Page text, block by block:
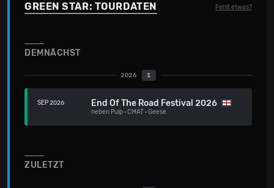
GREEN STAR: TOURDATEN Fehlt etwas?
DEMNÄCHST
2026 1
SEP 2026 End Of The Road Festival 2026
neben Pulp·CMAT·Geese
ZULETZT